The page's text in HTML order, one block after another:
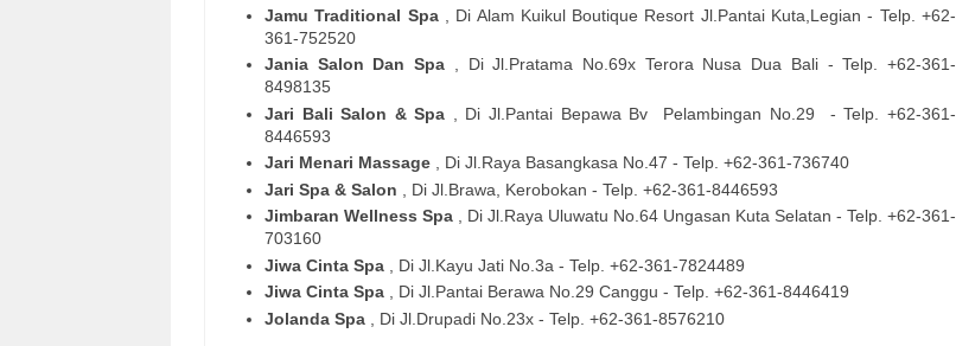
Jamu Traditional Spa
, Di Alam Kuikul Boutique Resort Jl.Pantai Kuta,Legian - Telp. +62-
361-752520
Jania Salon Dan Spa
, Di Jl.Pratama No.69x Terora Nusa Dua Bali - Telp. +62-361-
8498135
Jari Bali Salon & Spa
, Di Jl.Pantai Bepawa Bv Pelambingan No.29
- Telp. +62-361-
8446593
Jari Menari Massage
, Di Jl.Raya Basangkasa No.47 - Telp. +62-361-736740
Jari Spa & Salon
, Di Jl.Brawa, Kerobokan - Telp. +62-361-8446593
Jimbaran Wellness Spa
, Di Jl.Raya Uluwatu No.64 Ungasan Kuta Selatan - Telp. +62-361-
703160
Jiwa Cinta Spa
, Di Jl.Kayu Jati No.3a - Telp. +62-361-7824489
Jiwa Cinta Spa
, Di Jl.Pantai Berawa No.29 Canggu - Telp. +62-361-8446419
Jolanda Spa
, Di Jl.Drupadi No.23x - Telp. +62-361-8576210